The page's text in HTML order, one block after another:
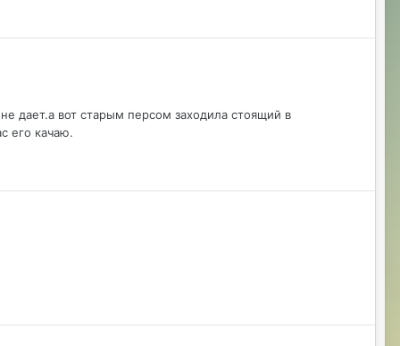
дает.а вот старым персом заходила стоящий в
его качаю.